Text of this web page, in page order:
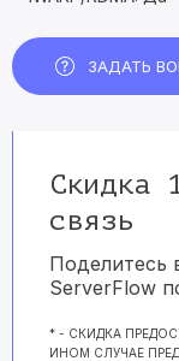
ЗАДАТЬ
Скидка
связь
Поделитесь
ServerFlow
* - СКИДКА
ИНОМ СЛУЧАЕ